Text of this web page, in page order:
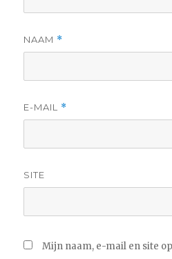
NAAM *
E-MAIL *
SITE
Mijn naam, e-mail en site